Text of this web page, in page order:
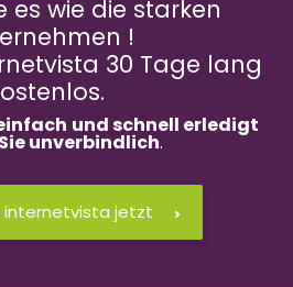
es wie die starken
!
30 Tage lang
und schnell erledigt
unverbindlich.
internetvista jetzt